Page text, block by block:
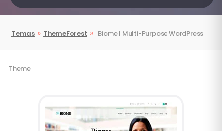
Temas » ThemeForest » Biome | Multi-Purpose WordPress
Theme